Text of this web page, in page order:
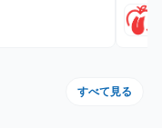
すべて見る